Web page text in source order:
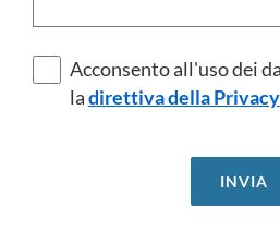
Acconsento all'uso dei
ladirettiva della Privacy